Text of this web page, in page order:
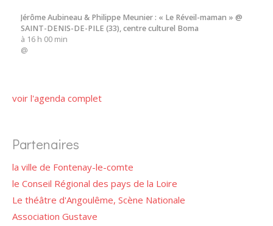
Jérôme Aubineau & Philippe Meunier : « Le Réveil-maman » @
SAINT-DENIS-DE-PILE (33), centre culturel Boma
à 16 h 00 min
@
voir l'agenda complet
Partenaires
la ville de Fontenay-le-comte
le Conseil Régional des pays de la Loire
Le théâtre d'Angoulême, Scène Nationale
Association Gustave